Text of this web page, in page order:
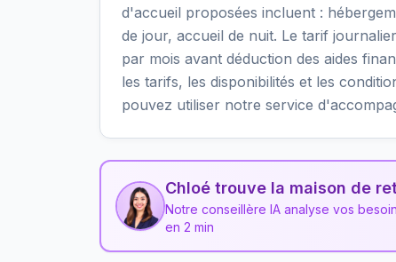
d'accueil proposées incluent :
de jour, accueil de nuit. Le tarif
par mois avant déduction des aides
les tarifs, les disponibilités et les
pouvez utiliser notre service
Chloé trouve la maison de
Notre conseillère IA analyse vos
en 2 min